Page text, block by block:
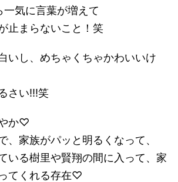
気に言葉が増えて
止まらないこと！笑
いし、めちゃくちゃかわいいけ
さい!!!笑
か♡
、家族がパッと明るくなって、
いる樹里や賢翔の間に入って、家
てくれる存在♡